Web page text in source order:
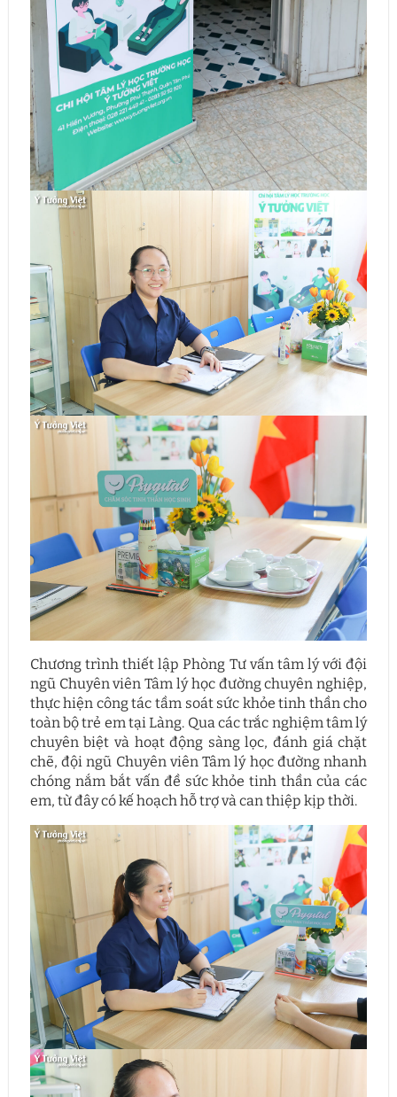
Chương trình thiết lập Phòng Tư vấn tâm lý với đội
ngũ Chuyên viên Tâm lý học đường chuyên nghiệp,
thực hiện công tác tầm soát sức khỏe tinh thần cho
toàn bộ trẻ em tại Làng. Qua các trắc nghiệm tâm lý
chuyên biệt và hoạt động sàng lọc, đánh giá chặt
chẽ, đội ngũ Chuyên viên Tâm lý học đường nhanh
chóng nắm bắt vấn đề sức khỏe tinh thần của các
em, từ đây có kế hoạch hỗ trợ và can thiệp kịp thời.